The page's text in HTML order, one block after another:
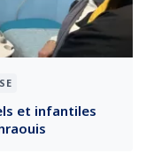
et infantiles